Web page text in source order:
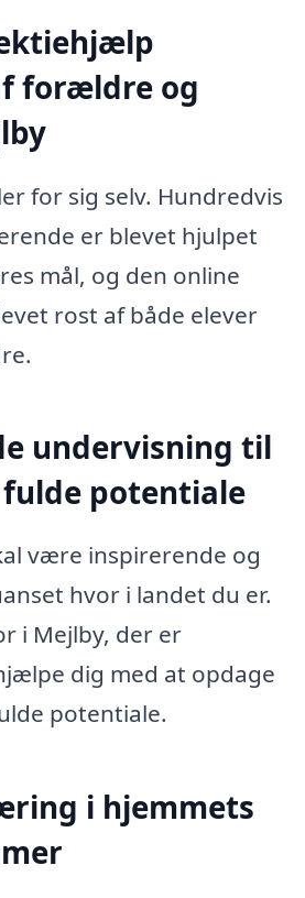
forældre og
for sig selv. Hundredvis
er blevet hjulpet
mål, og den online
rost af både elever
undervisning til
potentiale
være inspirerende og
hvor i landet du er.
i Mejlby, der er
dig med at opdage
potentiale.
i hjemmets